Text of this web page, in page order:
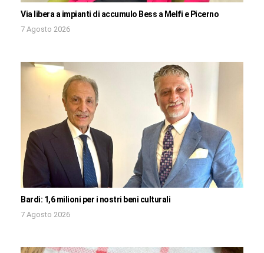
Via libera a impianti di accumulo Bess a Melfi e Picerno
7 Agosto 2026
Bardi: 1,6 milioni per i nostri beni culturali
7 Agosto 2026